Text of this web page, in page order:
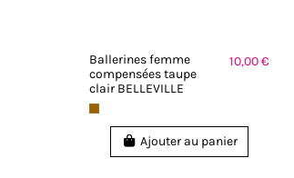
Ballerines femme
compensées taupe
clair BELLEVILLE
10,00 €
Ajouter au panier